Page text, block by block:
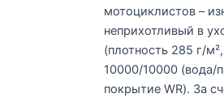
мотоциклистов –
неприхотливый в
(плотность 285 г/
10000/10000 (вода/
покрытие WR). За